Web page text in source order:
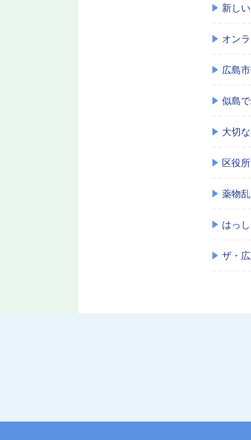
新し
オン
広島
似島
大切
区役
薬物
はっ
ザ・